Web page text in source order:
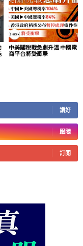
中美關稅戰急劇升溫 中國電
商平台將受衝擊
讚好
跟隨
訂閱